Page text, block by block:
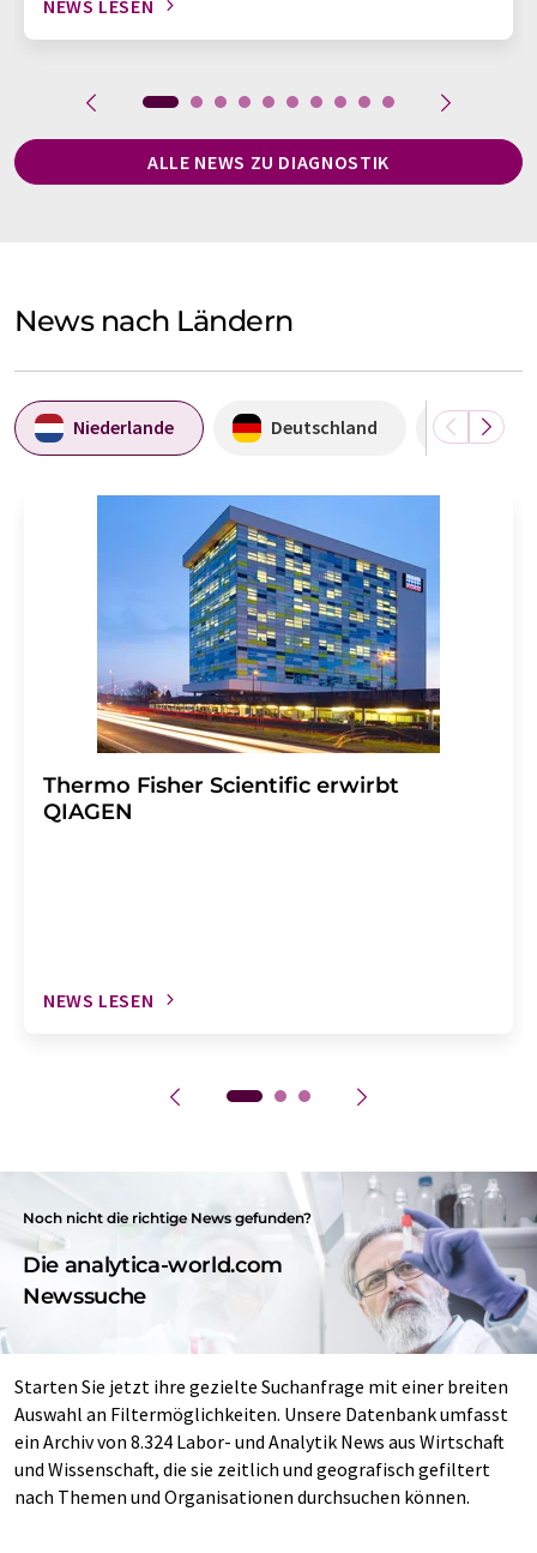
NEWS LESEN
ALLE NEWS ZU DIAGNOSTIK
News nach Ländern
Niederlande Deutschland USA
Thermo Fisher Scientific erwirbt
QIAGEN
NEWS LESEN
Noch nicht die richtige News gefunden?
Die analytica-world.com
Newssuche
Starten Sie jetzt ihre gezielte Suchanfrage mit einer breiten
Auswahl an Filtermöglichkeiten. Unsere Datenbank umfasst
ein Archiv von 8.324 Labor- und Analytik News aus Wirtschaft
und Wissenschaft, die sie zeitlich und geografisch gefiltert
nach Themen und Organisationen durchsuchen können.